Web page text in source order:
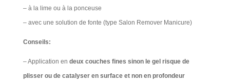
– à la lime ou à la ponceuse
– avec une solution de fonte (type Salon Remover Manicure)​
Conseils:
– Application en deux couches fines sinon le gel risque de
plisser ou de catalyser en surface et non en profondeur